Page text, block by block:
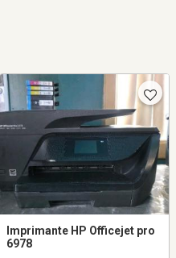
Imprimante HP Officejet pro
6978